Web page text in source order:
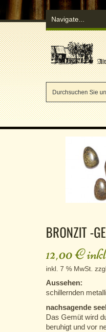
BRONZIT -
12,00€
inkl. 7 % MwSt.
Aussehen:
schillernden
nachsagende
Das Gemüt wird
beruhigt und vor